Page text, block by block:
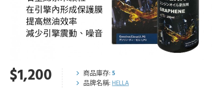
$1,200 商品庫存: 5
品牌名稱: HELLA